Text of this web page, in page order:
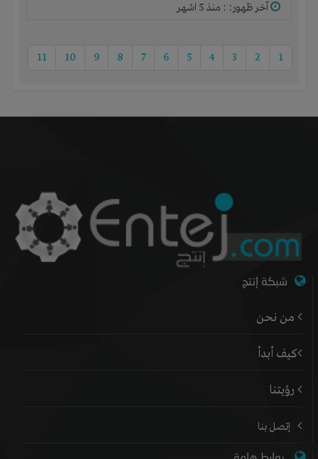
آخر ظهور: : منذ 5 اشهر
1
2
3
4
5
6
7
8
9
10
11
شبكة إنتج
من نحن
كيف أبدأ
رؤيتنا
إتصل بنا